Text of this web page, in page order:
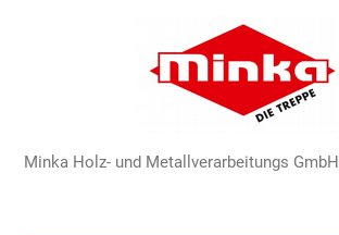
Minka Holz- und Metallverarbeitungs GmbH